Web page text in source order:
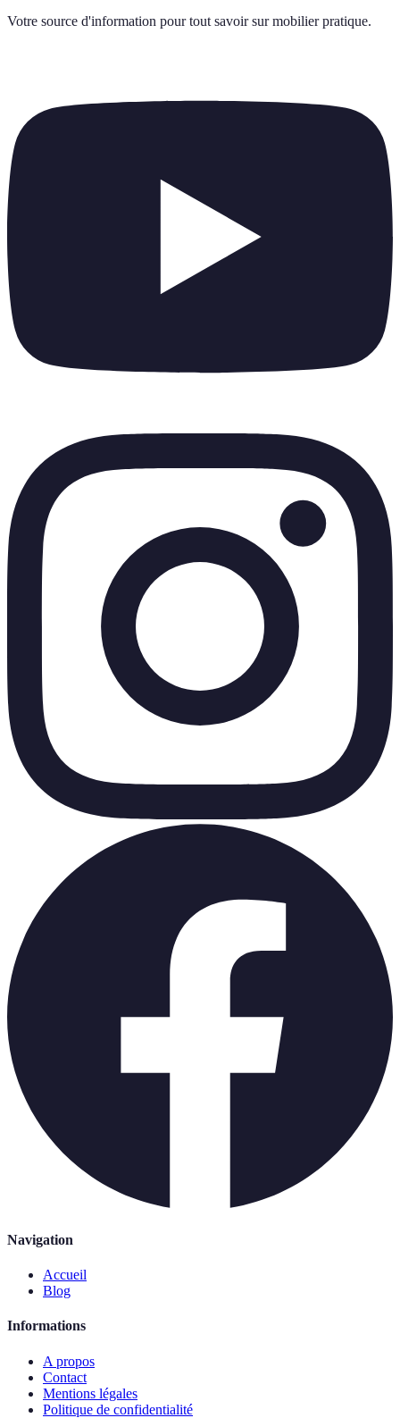
Votre source d'information pour tout savoir sur mobilier pratique.
Navigation
Accueil
Blog
Informations
A propos
Contact
Mentions légales
Politique de confidentialité